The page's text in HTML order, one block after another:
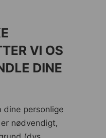
VI OS
DINE
dine personlige
nødvendigt,